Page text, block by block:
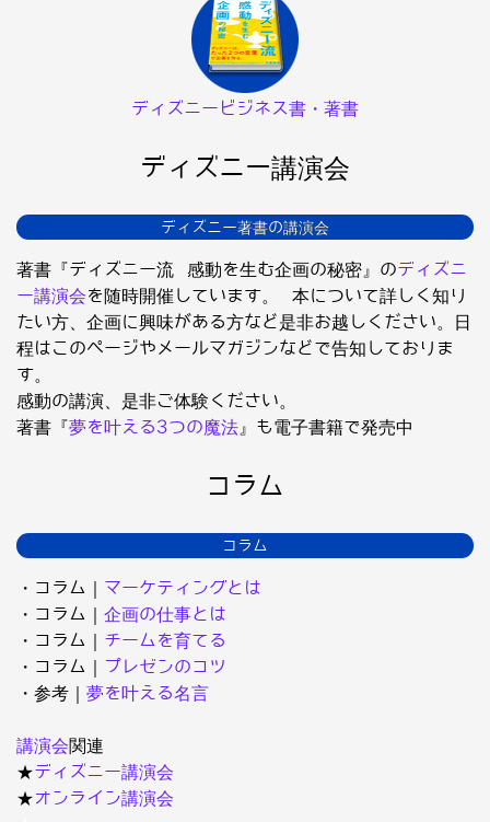
ディズニービジネス書・著書
ディズニー講演会
ディズニー著書の講演会
著書『ディズニー流 感動を生む企画の秘密』のディズニ
ー講演会を随時開催しています。 本について詳しく知り
たい方、企画に興味がある方など是非お越しください。日
程はこのページやメールマガジンなどで告知しておりま
す。
感動の講演、是非ご体験ください。
著書『夢を叶える3つの魔法』も電子書籍で発売中
コラム
コラム
・コラム｜ マーケティングとは
・コラム｜ 企画の仕事とは
・コラム｜ チームを育てる
・コラム｜ プレゼンのコツ
・参考｜ 夢を叶える名言
講演会関連
★ディズニー講演会
★オンライン講演会